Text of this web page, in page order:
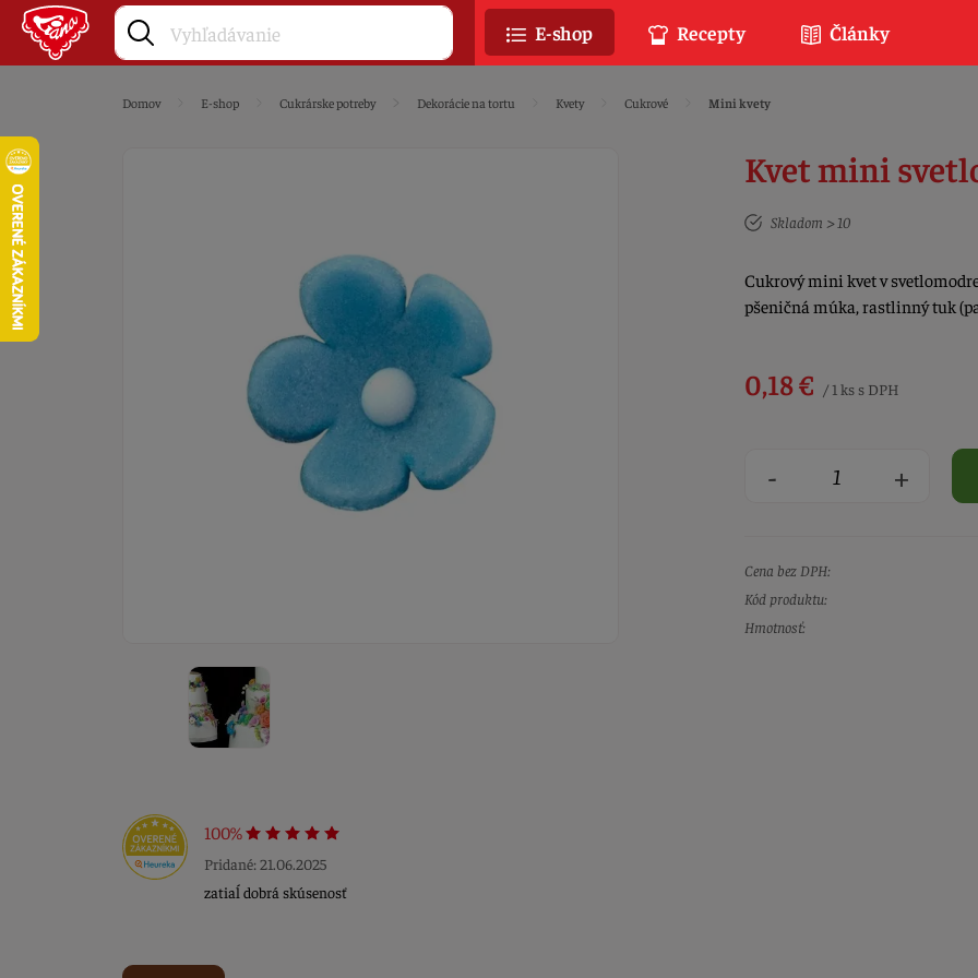
Domov E-shop Cukrárske potreby Dekorácie na tortu Kvety Cukrové Mini kvety
100%
Pridané: 21.06.2025
zatiaĺ dobrá skúsenosť
Kvet mini
Skladom > 10
Cukrový mini kvet v
pšeničná múka, rastlinný tuk
0,18 € / 1 ks s DPH
- +
Cena bez DPH:
Kód produktu:
Hmotnosť:
E-shop Recepty Články